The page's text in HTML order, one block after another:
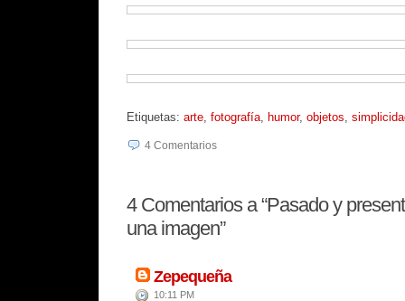
Etiquetas: arte fotografía humor, objetos
4 Comentarios
4Comentarios a “Pasado y
una imagen”
Zepequeña
10:11 PM